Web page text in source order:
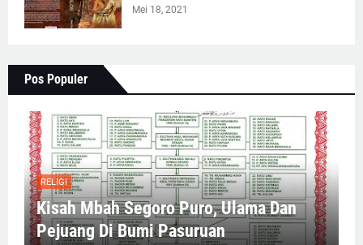
Mei 18, 2021
Pos Populer
RELIGI
Kisah Mbah Segoro Puro, Ulama Dan
Pejuang Di Bumi Pasuruan